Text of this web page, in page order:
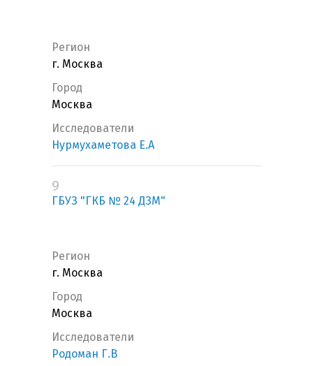
Регион
г. Москва
Город
Москва
Исследователи
Нурмухаметова Е.А
9
ГБУЗ "ГКБ № 24 ДЗМ"
Регион
г. Москва
Город
Москва
Исследователи
Родоман Г.В